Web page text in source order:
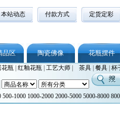
本站动态 付款方式 定货定彩
品区 陶瓷佛像 花瓶摆件
花瓶| 红釉花瓶| 工艺大师| 茶具| 餐具| 杯
500-1000 1000-2000 2000-5000 5000-8000